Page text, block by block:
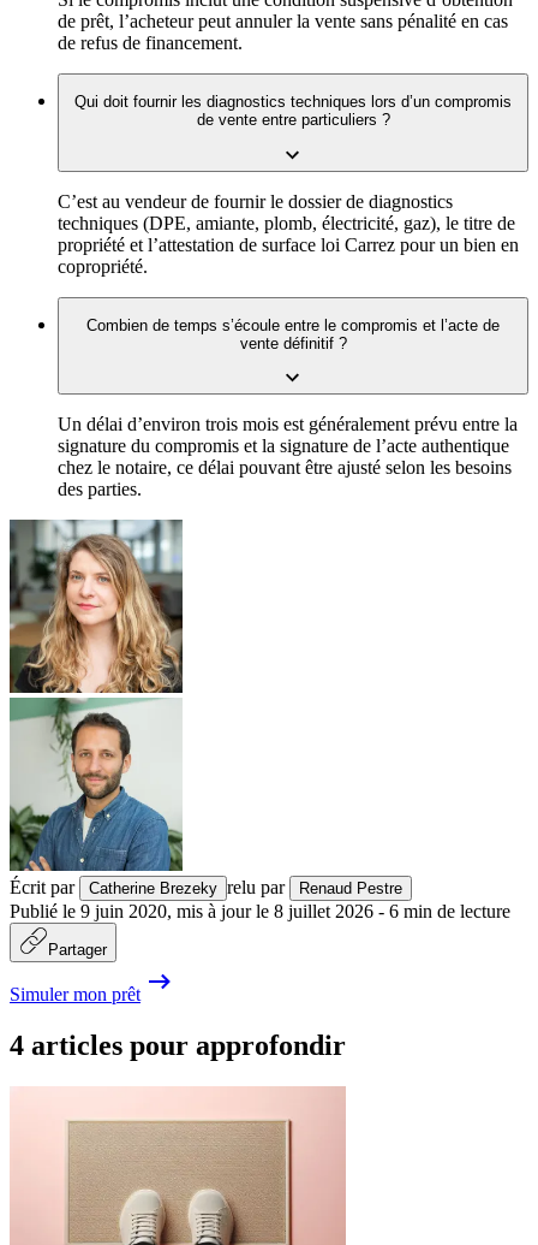
de prêt, l’acheteur peut annuler la vente sans pénalité en cas
de refus de financement.
Qui doit fournir les diagnostics techniques lors d’un compromis
de vente entre particuliers ?
C’est au vendeur de fournir le dossier de diagnostics
techniques (DPE, amiante, plomb, électricité, gaz), le titre de
propriété et l’attestation de surface loi Carrez pour un bien en
copropriété.
Combien de temps s’écoule entre le compromis et l’acte de
vente définitif ?
Un délai d’environ trois mois est généralement prévu entre la
signature du compromis et la signature de l’acte authentique
chez le notaire, ce délai pouvant être ajusté selon les besoins
des parties.
Écrit par Catherine Brezeky relu par Renaud Pestre
Publié le 9 juin 2020, mis à jour le 8 juillet 2026 - 6 min de lecture
Partager
Simuler mon prêt
4 articles pour approfondir